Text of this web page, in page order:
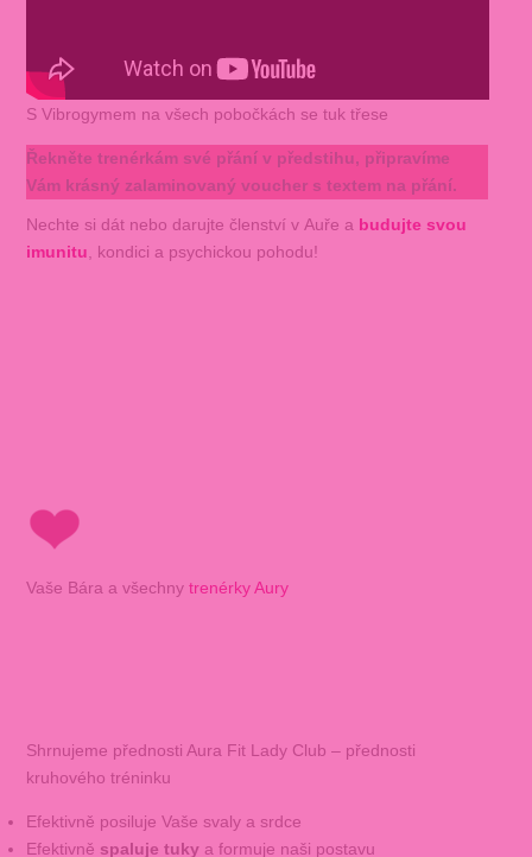
S Vibrogymem na všech pobočkách se tuk třese
Řekněte trenérkám své přání v předstihu, připravíme
Vám krásný zalaminovaný voucher s textem na přání.
Nechte si dát nebo darujte členství v Auře a budujte svou
imunitu , kondici a psychickou pohodu!
Vaše Bára a všechny trenérky Aury
Shrnujeme přednosti Aura Fit Lady Club – přednosti
kruhového tréninku
Efektivně posiluje Vaše svaly a srdce
Efektivně spaluje tukya formuje naši postavu